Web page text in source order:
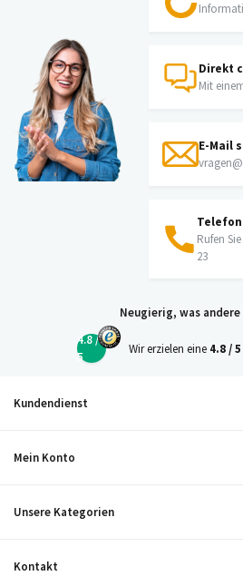
Direkt
Mit
E-Mail
Rufen
23
Neugierig, was andere
4.8 /
5
Wir erzielen eine 4.8 / 5
Kundendienst
Mein Konto
Unsere Kategorien
Kontakt